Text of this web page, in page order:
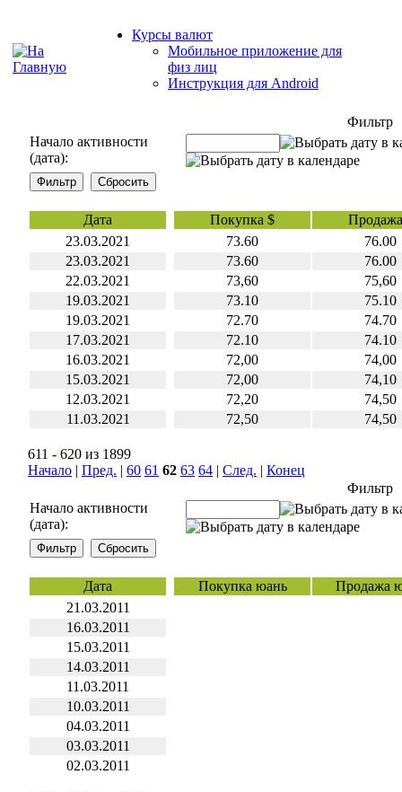
Курсы валют
Мобильное приложение для
физ лиц
Инструкция для Android
Фильтр
Начало активности
(дата):
Дата Покупка $
23.03.2021
73.60
76.00
23.03.2021
73.60
76.00
22.03.2021
73,60
75,60
19.03.2021
73.10
75.10
19.03.2021
72.70
74.70
17.03.2021
72.10
74.10
16.03.2021
72,00
74,00
15.03.2021
72,00
74,10
12.03.2021
72,20
74,50
11.03.2021
72,50 74,50
611 - 620 из 1899
Начало | Пред. | 60 61 62 63 64 | След. | Конец
Фильтр
Начало активности
(дата):
Дата Покупка юань
Продажа
21.03.2011
16.03.2011
15.03.2011
14.03.2011
11.03.2011
10.03.2011
04.03.2011
03.03.2011
02.03.2011